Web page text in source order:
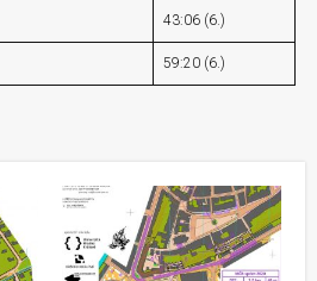
43:06 (6.)
59:20 (6.)